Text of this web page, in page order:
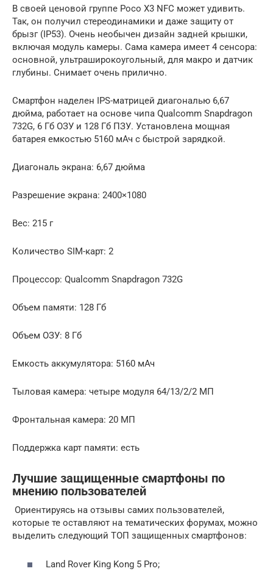
В своей ценовой группе Poco X3 NFC может удивить.
Так, он получил стереодинамики и даже защиту от
брызг (IP53). Очень необычен дизайн задней крышки,
включая модуль камеры. Сама камера имеет 4 сенсора:
основной, ультраширокоугольный, для макро и датчик
глубины. Снимает очень прилично.
Смартфон наделен IPS-матрицей диагональю 6,67
дюйма, работает на основе чипа Qualcomm Snapdragon
732G, 6 Гб ОЗУ и 128 Гб ПЗУ. Установлена мощная
батарея емкостью 5160 мАч с быстрой зарядкой.
Диагональ экрана: 6,67 дюйма
Разрешение экрана: 2400×1080
Вес: 215 г
Количество SIM-карт: 2
Процессор: Qualcomm Snapdragon 732G
Объем памяти: 128 Гб
Объем ОЗУ: 8 Гб
Емкость аккумулятора: 5160 мАч
Тыловая камера: четыре модуля 64/13/2/2 МП
Фронтальная камера: 20 МП
Поддержка карт памяти: есть
Лучшие защищенные смартфоны по
мнению пользователей
Ориентируясь на отзывы самих пользователей,
которые те оставляют на тематических форумах, можно
выделить следующий ТОП защищенных смартфонов:
Land Rover King Kong 5 Pro;